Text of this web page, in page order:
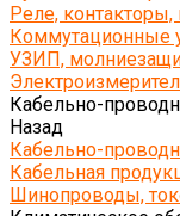
Реле, контакторы,
Коммутационные
УЗИП,
Кабельно-
Назад
Кабельно-
Кабельная
Шинопроводы,